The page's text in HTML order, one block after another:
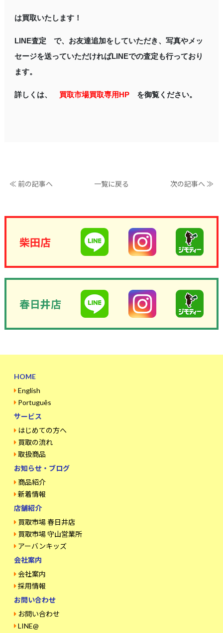
は買取いたします！
LINE査定 で、お友達追加をしていただき、写真やメッ
セージを送っていただければLINEでの査定も行っており
ます。
詳しくは、 買取市場買取専用HP を御覧ください。
≪ 前の記事へ 一覧に戻る 次の記事へ ≫
柴田店
春日井店
HOME
English
Português
サービス
はじめての方へ
買取の流れ
取扱商品
お知らせ・ブログ
商品紹介
新着情報
店舗紹介
買取市場 春日井店
買取市場 守山営業所
アーバンキッズ
会社案内
会社案内
採用情報
お問い合わせ
お問い合わせ
LINE@